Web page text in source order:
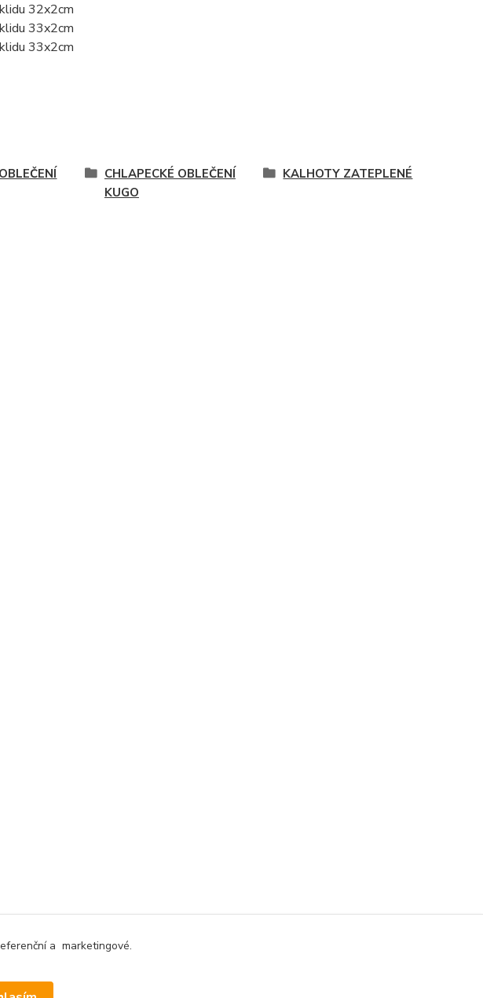
32x2cm
33x2cm
33x2cm
CHLAPECKÉ OBLEČENÍ
KUGO
KALHOTY ZATEPLENÉ
a marketingové.